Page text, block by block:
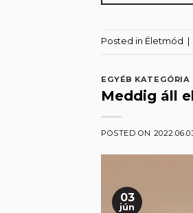
Posted in Életmód
EGYÉB KATEGÓRIA
Meddig áll
POSTED ON
03
jún